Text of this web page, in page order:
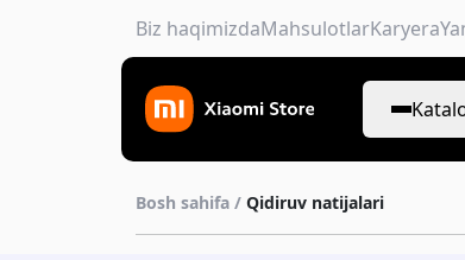
Biz haqimizdaMahsulotlarKaryera
Bosh sahifa / Qidiruv natijalari